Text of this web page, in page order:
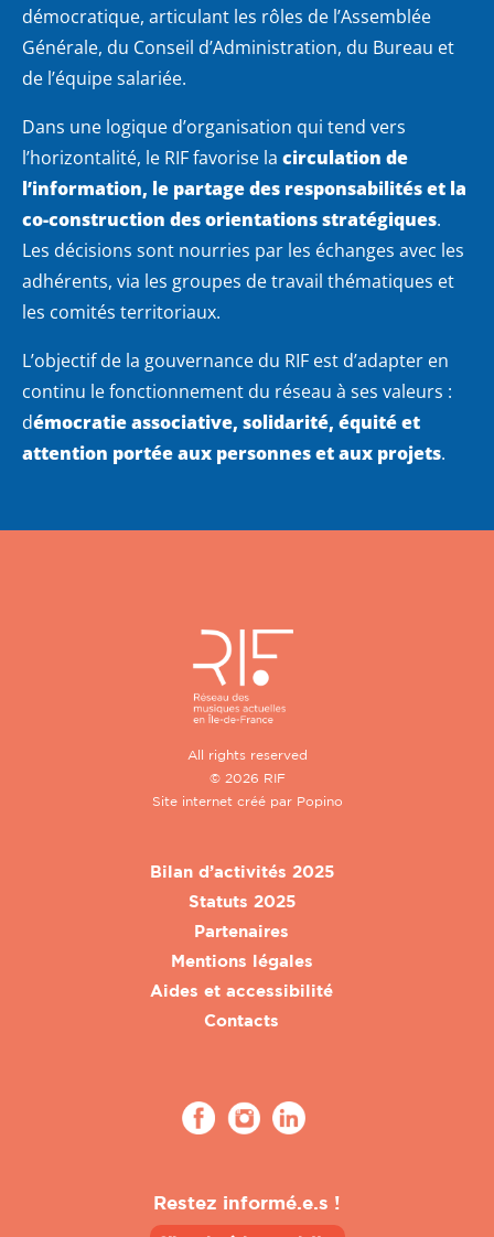
démocratique, articulant les rôles de l’Assemblée
Générale, du Conseil d’Administration, du Bureau et
de l’équipe salariée.
Dans une logique d’organisation qui tend vers
l’horizontalité, le RIF favorise la circulation de
l’information, le partage des responsabilités et la
co-construction des orientations stratégiques.
Les décisions sont nourries par les échanges avec les
adhérents, via les groupes de travail thématiques et
les comités territoriaux.
L’objectif de la gouvernance du RIF est d’adapter en
continu le fonctionnement du réseau à ses valeurs :
démocratie associative, solidarité, équité et
attention portée aux personnes et aux projets.
All rights reserved
© 2026 RIF
Site internet créé par Popino
Bilan d’activités 2025
Statuts 2025
Partenaires
Mentions légales
Aides et accessibilité
Contacts
Restez informé.e.s !